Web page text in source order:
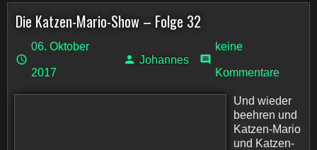
Die Katzen-Mario-Show – Folge 32
06. Oktober
2017
Johannes
keine
Kommentare
Und wieder
beehren und
Katzen-Mario
und Katzen-